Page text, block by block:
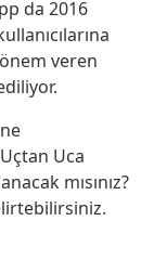
da 2016
veren
Uca
mısınız?